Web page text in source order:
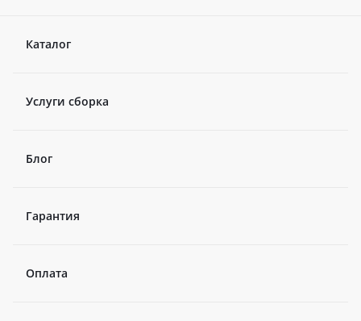
Каталог
Услуги сборка
Блог
Гарантия
Оплата